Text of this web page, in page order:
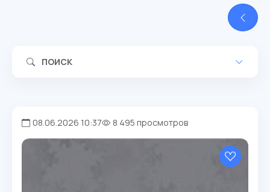
ПОИСК
08.06.2026 10:37 8 495 просмотров